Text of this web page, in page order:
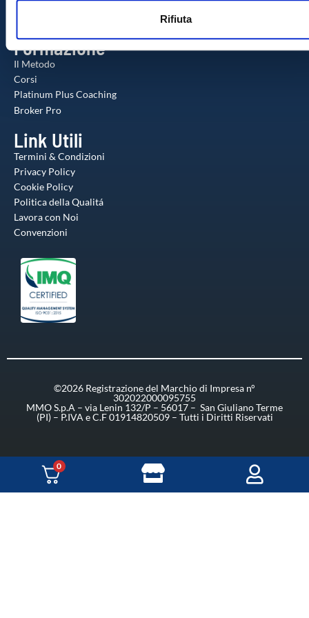
web, pubblicità e social media, i quali potrebbero combinarle
altre informazioni che ha fornito loro o che hanno raccolto
utilizzo dei loro servizi.
Rifiuta
Check-up Gratuito
Formazione
Il Metodo
Corsi
Platinum Plus Coaching
Broker Pro
Link Utili
Termini & Condizioni
Privacy Policy
Cookie Policy
Politica della Qualitá
Lavora con Noi
Convenzioni
©2026 Registrazione del Marchio di Impresa n°
302022000095755
MMO S.p.A – via Lenin 132/P – 56017 – San Giuliano Terme
(PI) – P.IVA e C.F 01914820509 – Tutti i Diritti Riservati
0